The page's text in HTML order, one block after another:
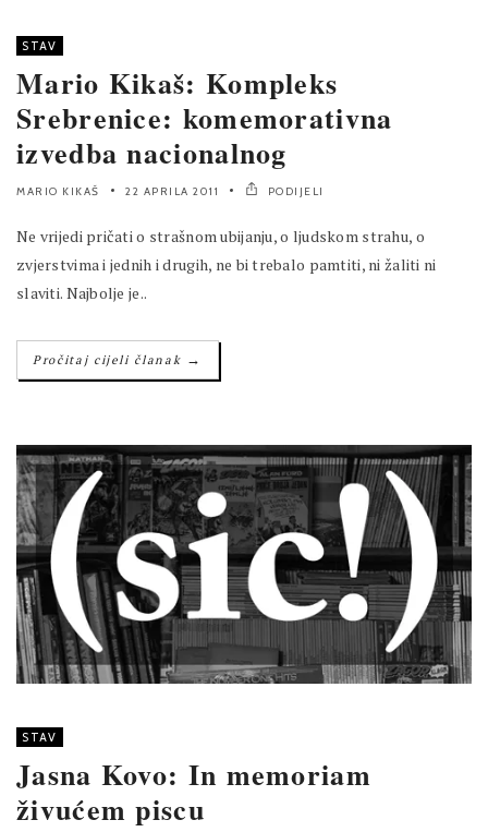
STAV
Mario Kikaš: Kompleks
Srebrenice: komemorativna
izvedba nacionalnog
MARIO KIKAŠ 22 APRILA 2011 PODIJELI
Ne vrijedi pričati o strašnom ubijanju, o ljudskom strahu, o
zvjerstvima i jednih i drugih, ne bi trebalo pamtiti, ni žaliti ni
slaviti. Najbolje je..
Pročitaj cijeli članak →
STAV
Jasna Kovo: In memoriam
živućem piscu